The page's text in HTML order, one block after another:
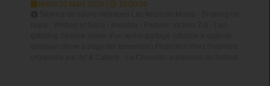
Mardi 10 Mars 2026 |
18:00:00